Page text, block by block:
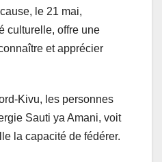
le 21 mai,
culturelle, offre une
et apprécier
Kivu, les personnes
Sauti ya Amani, voit
la capacité de fédérer.